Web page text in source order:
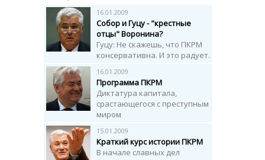
16.01.2009
Собор и Гуцу - "крестные
отцы" Воронина?
Гуцу: Не скажешь, что ПКРМ
консервативна. И это радует.
16.01.2009
Программа ПКРМ
Диктатура капитала,
срастающегося с преступным
миром
15.01.2009
Краткий курс истории ПКРМ
В начале славных дел